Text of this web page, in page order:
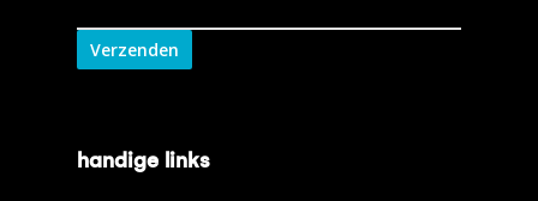
Verzenden
handige links